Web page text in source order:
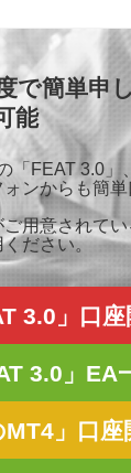
で簡単申
能
「FEAT 3.0」
ンからも簡単
用意されてい
ください。
3.0」口
3.0」EA
MT4」口座